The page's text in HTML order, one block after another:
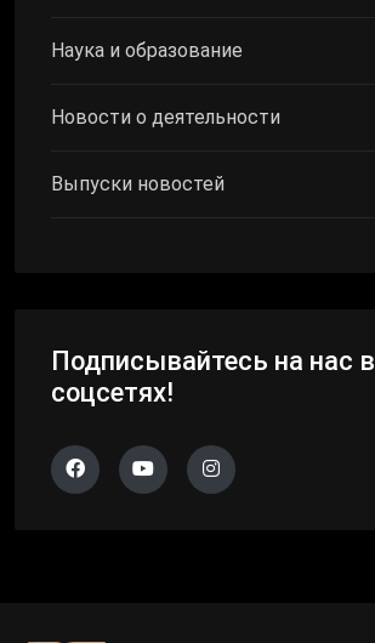
Наука и образование
Новости о деятельности
Выпуски новостей
Подписывайтесь на нас в
соцсетях!